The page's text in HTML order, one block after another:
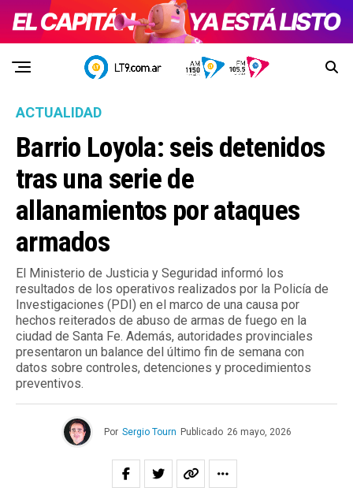
ACTUALIDAD
Barrio Loyola: seis detenidos
tras una serie de
allanamientos por ataques
armados
El Ministerio de Justicia y Seguridad informó los
resultados de los operativos realizados por la Policía de
Investigaciones (PDI) en el marco de una causa por
hechos reiterados de abuso de armas de fuego en la
ciudad de Santa Fe. Además, autoridades provinciales
presentaron un balance del último fin de semana con
datos sobre controles, detenciones y procedimientos
preventivos.
Por Sergio Tourn Publicado 26 mayo, 2026